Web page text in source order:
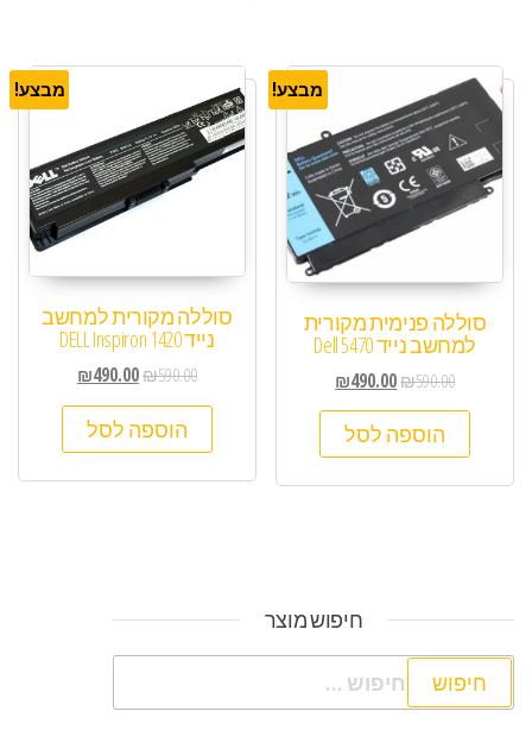
מבצע!
סוללה פנימית מקורית
למחשב נייד Dell 5470
₪590.00
₪490.00
הוספה לסל
מבצע!
סוללה מקורית למחשב
נייד DELL Inspiron 1420
₪590.00
₪490.00
הוספה לסל
חיפוש מוצר
חיפוש: